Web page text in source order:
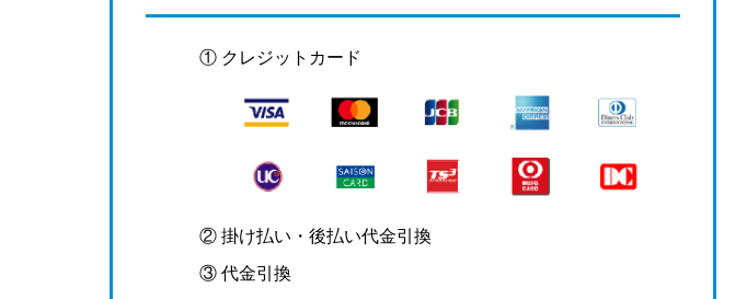
① クレジットカード
② 掛け払い・後払い代金引換
③ 代金引換